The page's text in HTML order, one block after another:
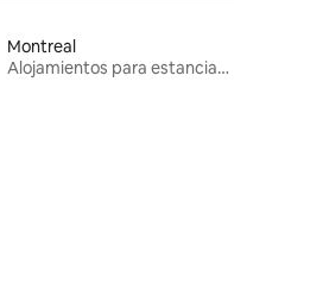
Montreal
Alojamientos para estancias largas